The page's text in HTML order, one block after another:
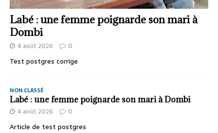
Labé : une femme poignarde son mari à
Dombi
4 août 2026 0
Test postgres corrige
NON CLASSÉ
Labé : une femme poignarde son mari à Dombi
4 août 2026 0
Article de test postgres